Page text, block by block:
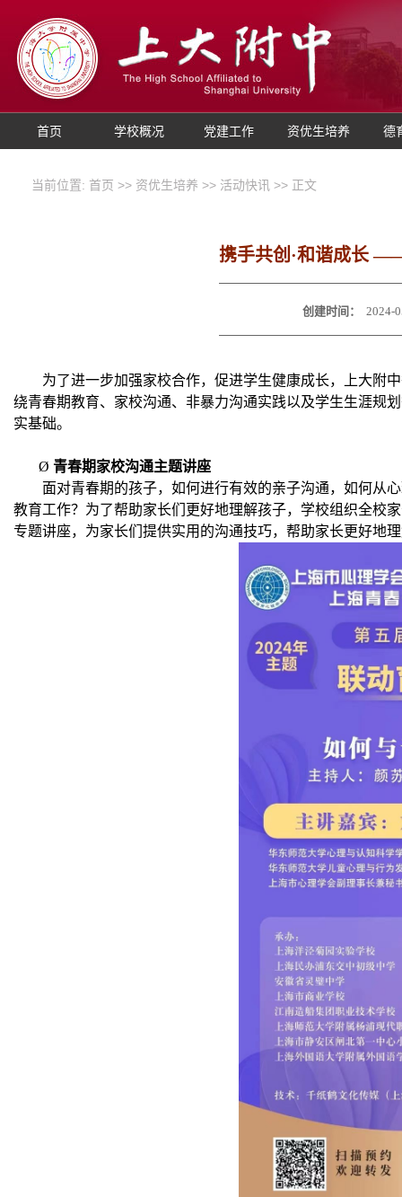
首页 学校概况 党建工作 资优生培养 德
当前位置: 首页 >> 资优生培养 >> 活动快讯 >> 正文
携手共创·和谐成长
创建时间： 2024-
为了进一步加强家校合作，促进学生健康成长，上大附
绕青春期教育、家校沟通、非暴力沟通实践以及学生生涯规
实基础。
Ø 青春期家校沟通主题讲座
面对青春期的孩子，如何进行有效的亲子沟通，如何从
教育工作？为了帮助家长们更好地理解孩子，学校组织全校
专题讲座，为家长们提供实用的沟通技巧，帮助家长更好地